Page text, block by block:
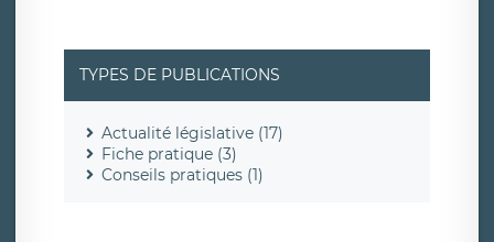
TYPES DE PUBLICATIONS
Actualité législative (17)
Fiche pratique (3)
Conseils pratiques (1)